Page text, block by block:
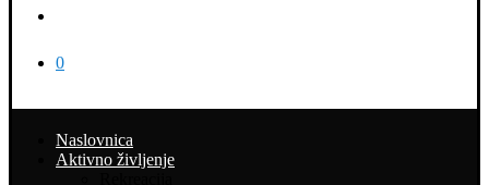
0
Naslovnica
Aktivno življenje